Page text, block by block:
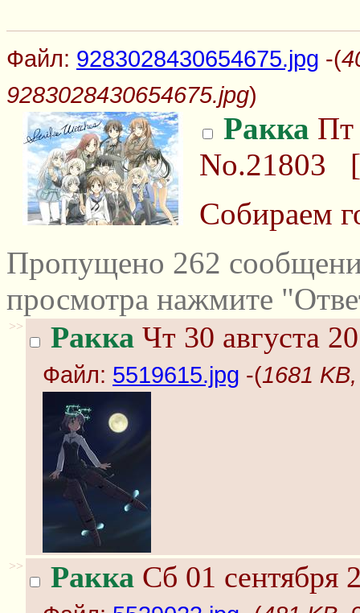
Файл: 9283028430654675.jpg -(
9283028430654675.jpg)
Ракка Пт
No.21803 [
Собираем
Пропущено 262
просмотра нажмите
>> Ракка Чт 30 августа
Файл: 5519615.jpg -(1681
>> Ракка Сб 01 сентября